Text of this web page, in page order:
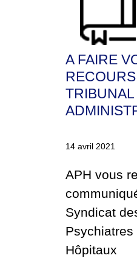
A FAIRE
TRIBUNAL
14 avril 2021
APH vous
Syndicat
Psychiatres
Hôpitaux